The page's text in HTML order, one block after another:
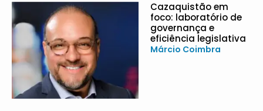
Cazaquistão em
foco: laboratório de
governança e
eficiência legislativa
Márcio Coimbra